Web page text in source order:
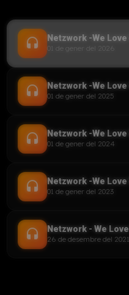
headset 01 de gener del 2026
headset 01 de gener del 2025
headset 01 de gener del 2024
headset 01 de gener del 2023
headset 26 de desembre del 2021